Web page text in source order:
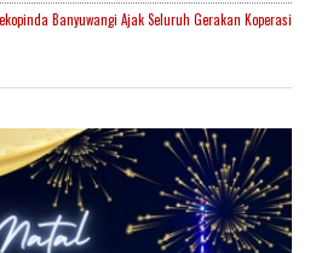
Banyuwangi Ajak Seluruh Gerakan Koperasi